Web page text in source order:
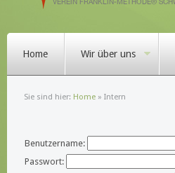
Home Wir über uns
Sie sind hier: Home » Intern
Benutzername:
Passwort: